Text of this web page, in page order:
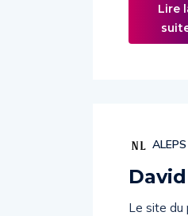
Lire
ALEPS
Le site du